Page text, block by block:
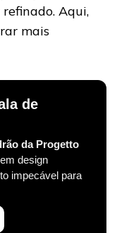
Aqui,
mais
de
da Progetto
design
impecável para